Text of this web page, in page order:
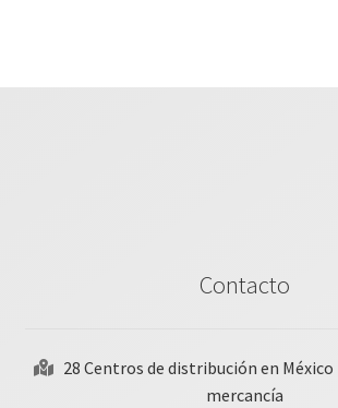
Contacto
28 Centros de distribución en
mercancía